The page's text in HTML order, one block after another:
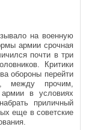
на военную
армии срочная
почти в три
Критики
обороны перейти
между прочим,
в условиях
приличный
еще в советские